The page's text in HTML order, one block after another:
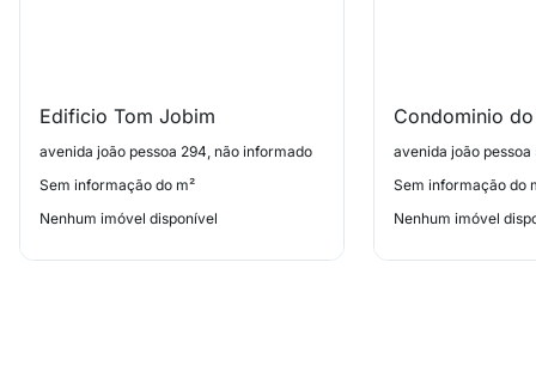
Edificio Tom Jobim
avenida joão pessoa 294, não informado
Sem informação do m²
Nenhum imóvel disponível
avenida joão
Sem informação do
Nenhum imóvel